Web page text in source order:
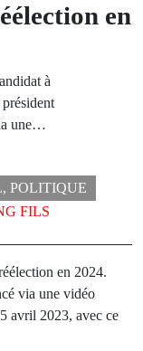
en
à
une…
, POLITIQUE
FILS
en 2024.
via une vidéo
avril 2023, avec ce